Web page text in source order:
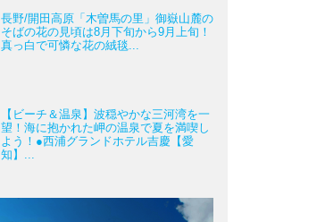
長野/開田高原「木曽馬の里」御嶽山麓の
そばの花の見頃は8月下旬から9月上旬！
真っ白で可憐な花の絨毯...
【ビーチ＆温泉】波穏やかな三河湾を一
望！海に抱かれた岬の温泉で夏を満喫し
よう！●西浦グランドホテル吉慶【愛
知】...